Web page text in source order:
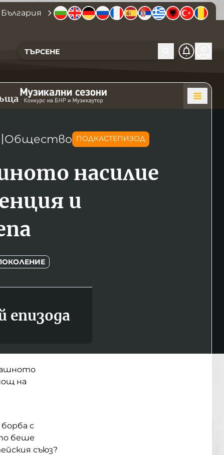
Общество ПОДКАСТЕПИЗОД
насилие
и
епизода
на
с
беше
съюз?